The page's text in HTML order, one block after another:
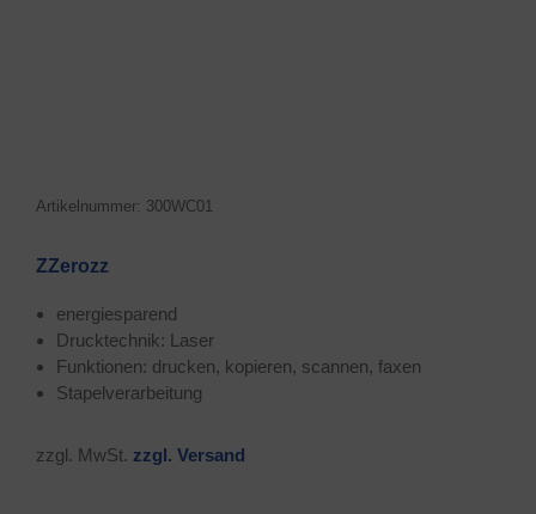
Arti­kel­num­mer: 300WC01
ZZerozz
ener­gie­spa­rend
Druck­tech­nik: Laser
Funk­tio­nen: dru­cken, kopie­ren, scan­nen, faxen
Sta­pel­ver­ar­bei­tung
zzgl. MwSt. zzgl. Ver­sand